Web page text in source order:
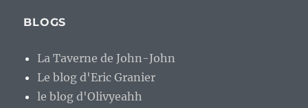
BLOGS
La Taverne de John-John
Le blog d'Eric Granier
le blog d'Olivyeahh